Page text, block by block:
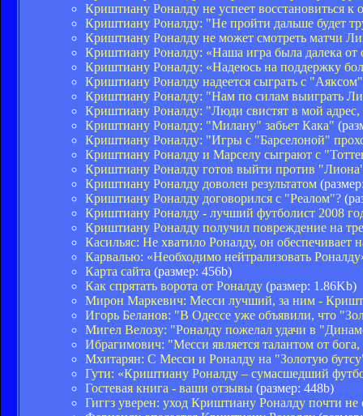
Криштиану Роналду не успеет восстановиться
Криштиану Роналду: "Не пройти дальше будет
Криштиану Роналду не может смотреть матчи
Криштиану Роналду: «Наша игра была далека от
Криштиану Роналду: «Надеюсь на поддержку
Криштиану Роналду надеется сыграть с "Аяксом"
Криштиану Роналду: "Нам по силам выиграть
Криштиану Роналду: "Люди свистят в мой
Криштиану Роналду: "Милану" забьет Кака"
Криштиану Роналду: "Игры с "Барселоной"
Криштиану Роналду и Марселу сыграют с
Криштиану Роналду готов выйти против
Криштиану Роналду доволен результатом
Криштиану Роналду договорился с "Реалом"?
Криштиану Роналду - лучший футболист 2008
Криштиану Роналду получил повреждение на
Касильяс: Не хватило Роналду, он обеспечивает
Карвалью: «Необходимо нейтрализовать
Карта сайта (размер: 456b)
Как спрятать ворота от Роналду (размер: 1.86Kb)
Мирон Маркевич: Месси лучший, за ним -
Игорь Беланов: "В Одессе уже объявили, что
Мигел Велозу: "Роналду пожелал удачи в
Ибрагимович: "Месси является талантом от
Мхитарян: С Месси и Роналду на "Золотую
Гути: «Криштиану Роналду – сумасшедший
Гостевая книга - ваши отзывы (размер: 448b)
Гиггз уверен: уход Криштиану Роналду почти